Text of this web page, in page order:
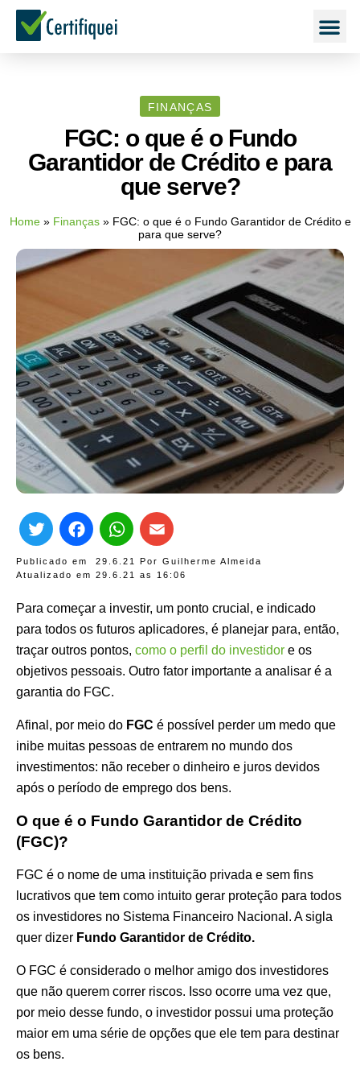
FINANÇAS
FGC: o que é o Fundo
Garantidor de Crédito e para
que serve?
Home» Finanças» FGC: o que é o Fundo Garantidor de Crédito e
para que serve?
Publicado em 29.6.21 Por Guilherme Almeida
Atualizado em 29.6.21 as 16:06
TwitterFacebook
WhatsApp
Para começar a investir, um ponto crucial, e indicado
para todos os futuros aplicadores, é planejar para, então,
traçar outros pontos, como o perfil do investidor e os
objetivos pessoais. Outro fator importante a analisar é a
garantia do FGC.
Afinal, por meio do FGC é possível perder um medo que
inibe muitas pessoas de entrarem no mundo dos
investimentos: não receber o dinheiro e juros devidos
após o período de emprego dos bens.
O que é o Fundo Garantidor de Crédito
(FGC)?
FGC é o nome de uma instituição privada e sem fins
lucrativos que tem como intuito gerar proteção para todos
os investidores no Sistema Financeiro Nacional. A sigla
quer dizer Fundo Garantidor de Crédito.
O FGC é considerado o melhor amigo dos investidores
que não querem correr riscos. Isso ocorre uma vez que,
por meio desse fundo, o investidor possui uma proteção
maior em uma série de opções que ele tem para destinar
os bens.